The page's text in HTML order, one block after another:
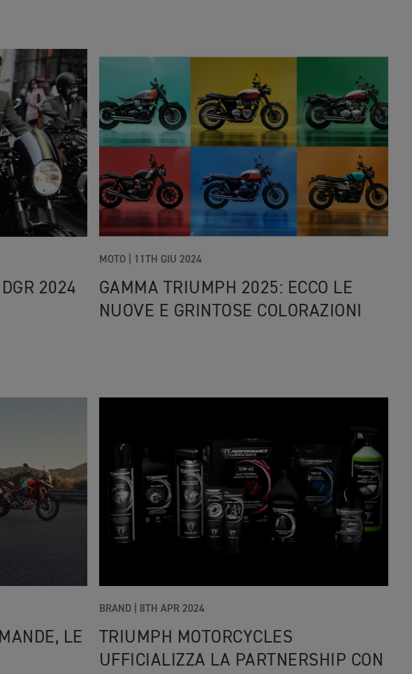
2024
MOTO| 11TH GIU 2024
GAMMA TRIUMPH 2025: ECCO LE
NUOVE E GRINTOSE COLORAZIONI
LE
BRAND| 8TH APR 2024
TRIUMPH MOTORCYCLES
UFFICIALIZZA LA PARTNERSHIP CON